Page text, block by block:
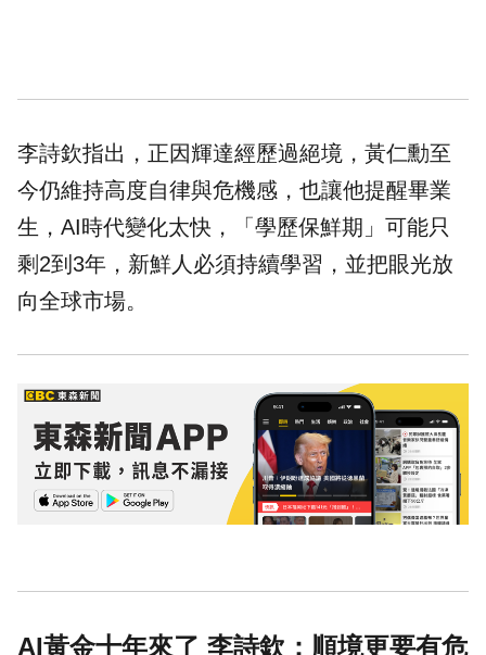
李詩欽指出，正因輝達經歷過絕境，黃仁勳至
今仍維持高度自律與危機感，也讓他提醒畢業
生，AI時代變化太快，「學歷保鮮期」可能只
剩2到3年，新鮮人必須持續學習，並把眼光放
向全球市場。
AI黃金十年來了 李詩欽：順境更要有危